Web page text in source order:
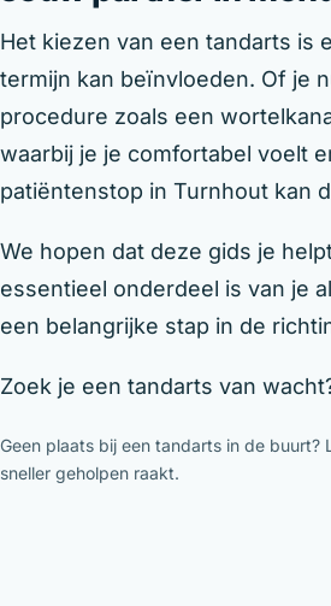
Het kiezen van een tandarts is
termijn kan beïnvloeden. Of je
procedure zoals een
waarbij je je comfortabel voelt
patiëntenstop in Turnhout kan
We hopen dat deze gids je
essentieel onderdeel is van je
een belangrijke stap in de
Zoek je een tandarts van
Geen plaats bij een tandarts in de buurt?
sneller geholpen raakt.